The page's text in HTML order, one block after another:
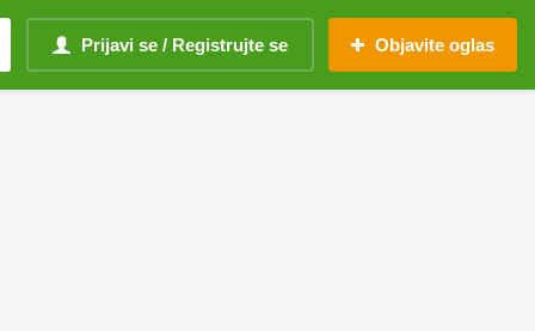
Prijavi se / Registrujte se Objavite oglas